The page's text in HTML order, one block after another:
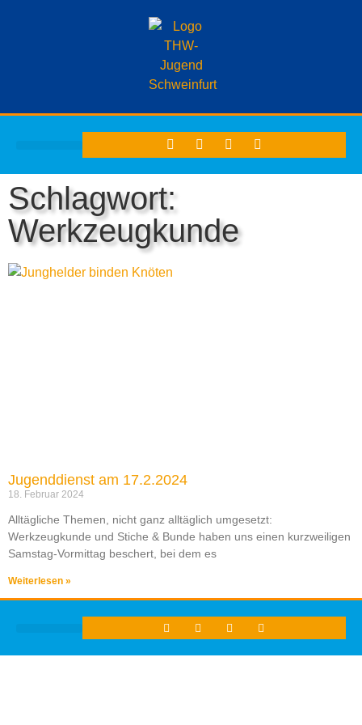
Schlagwort:
Werkzeugkunde
Jugenddienst am 17.2.2024
18. Februar 2024
Alltägliche Themen, nicht ganz alltäglich umgesetzt:
Werkzeugkunde und Stiche & Bunde haben uns einen kurzweiligen
Samstag-Vormittag beschert, bei dem es
Weiterlesen »